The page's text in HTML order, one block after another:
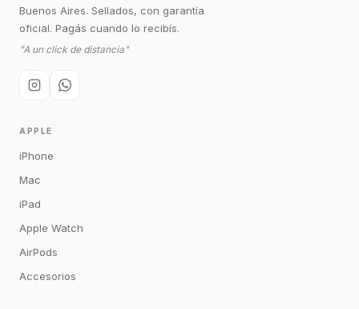
Buenos Aires. Sellados, con garantía
oficial. Pagás cuando lo recibís.
"A un click de distancia"
APPLE
iPhone
Mac
iPad
Apple Watch
AirPods
Accesorios